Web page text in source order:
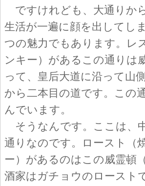
ですけれども、大通りか
生活が一遍に顔を出してし
つの魅力でもあります。
ンキー）があるこの通りは
って、皇后大道に沿って山
から二本目の道です。この
んでいます。
そうなんです。ここは、
通りなのです。ロースト（
ー）があるのはこの威霊頓
酒家はガチョウのロースト